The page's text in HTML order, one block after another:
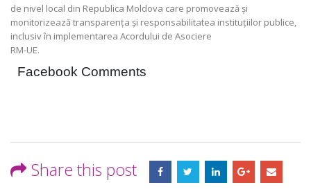
de nivel local din Republica Moldova care promovează și
monitorizează transparența și responsabilitatea instituțiilor publice,
inclusiv în implementarea Acordului de Asociere
RM-UE.
Facebook Comments
Share this post